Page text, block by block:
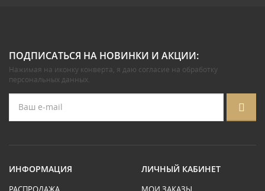
ПОДПИСАТЬСЯ НА НОВИНКИ И АКЦИИ:
Нажимая на иконку конверта, я даю согласие на обработку
персональных данных.
ИНФОРМАЦИЯ ЛИЧНЫЙ КАБИНЕТ